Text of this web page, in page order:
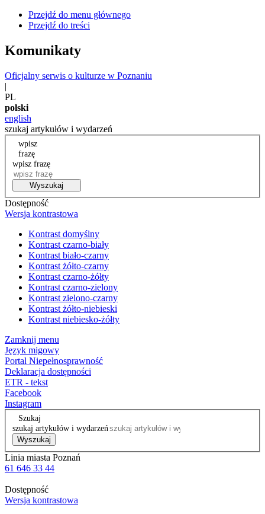
Przejdź do menu głównego
Przejdź do treści
Komunikaty
Oficjalny serwis o kulturze w Poznaniu
|
PL
polski
english
szukaj artykułów i wydarzeń
wpisz
frazę
wpisz frazę
Wyszukaj
Dostępność
Wersja kontrastowa
Kontrast domyślny
Kontrast czarno-biały
Kontrast biało-czarny
Kontrast żółto-czarny
Kontrast czarno-żółty
Kontrast czarno-zielony
Kontrast zielono-czarny
Kontrast żółto-niebieski
Kontrast niebiesko-żółty
Zamknij menu
Język migowy
Portal Niepełnosprawność
Deklaracja dostępności
ETR - tekst
Facebook
Instagram
Szukaj
szukaj artykułów i wydarzeń
Wyszukaj
Linia miasta Poznań
61 646 33 44
Dostępność
Wersja kontrastowa